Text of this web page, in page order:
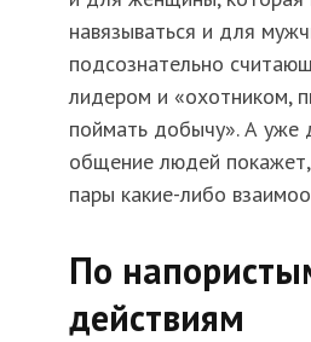
навязываться и для
подсознательно
лидером и «охотником,
поймать добычу». А уже
общение людей
пары какие-либо
По
действиям